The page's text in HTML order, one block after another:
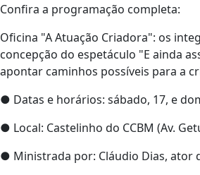
Confira a programação completa:
Oficina "A Atuação Criadora": os
concepção do espetáculo "E ainda
apontar caminhos possíveis para a
● Datas e horários: sábado, 17, e
● Local: Castelinho do CCBM (Av.
● Ministrada por: Cláudio Dias, ator